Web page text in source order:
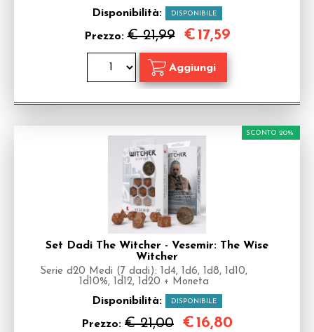
Disponibilità: DISPONIBILE
Prezzo:€ 21,99 €17,59
Set Dadi The Witcher - Vesemir: The Wise
Witcher
Serie d20 Medi (7 dadi): 1d4, 1d6, 1d8, 1d10,
1d10%, 1d12, 1d20 + Moneta
Disponibilità: DISPONIBILE
Prezzo: € 21,00
SCONTO 20%
€16,80